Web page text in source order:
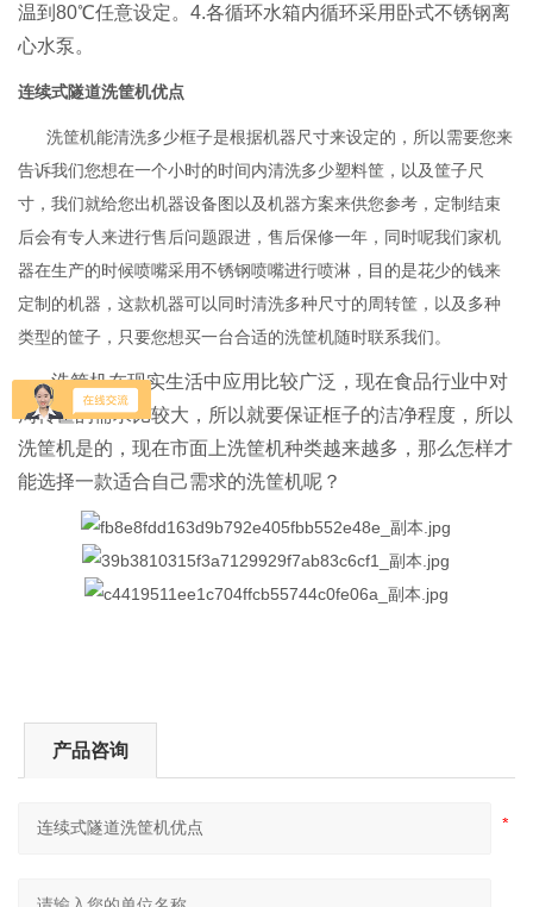
温到80℃任意设定。4.各循环水箱内循环采用卧式不锈钢离
心水泵。
连续式隧道洗筐机优点
洗筐机能清洗多少框子是根据机器尺寸来设定的，所以需要您来
告诉我们您想在一个小时的时间内清洗多少塑料筐，以及筐子尺
寸，我们就给您出机器设备图以及机器方案来供您参考，定制结束
后会有专人来进行售后问题跟进，售后保修一年，同时呢我们家机
器在生产的时候喷嘴采用不锈钢喷嘴进行喷淋，目的是花少的钱来
定制的机器，这款机器可以同时清洗多种尺寸的周转筐，以及多种
类型的筐子，只要您想买一台合适的洗筐机随时联系我们。
洗筐机在现实生活中应用比较广泛，现在食品行业中对
周转筐的需求比较大，所以就要保证框子的洁净程度，所以
洗筐机是的，现在市面上洗筐机种类越来越多，那么怎样才
能选择一款适合自己需求的洗筐机呢？
产品咨询